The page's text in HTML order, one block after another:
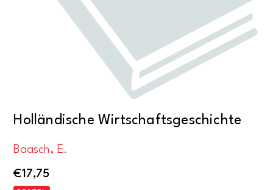
Holländische Wirtschaftsgeschichte
Baasch, E.
€17,75